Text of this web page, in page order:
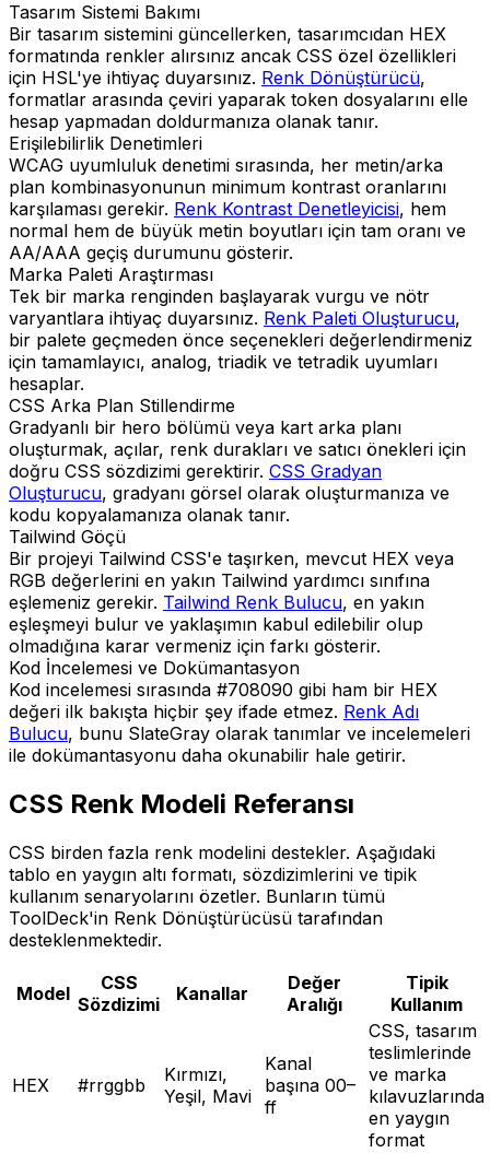
Tasarım Sistemi Bakımı
Bir tasarım sistemini güncellerken, tasarımcıdan HEX
formatında renkler alırsınız ancak CSS özel özellikleri
için HSL'ye ihtiyaç duyarsınız. Renk Dönüştürücü,
formatlar arasında çeviri yaparak token dosyalarını elle
hesap yapmadan doldurmanıza olanak tanır.
Erişilebilirlik Denetimleri
WCAG uyumluluk denetimi sırasında, her metin/arka
plan kombinasyonunun minimum kontrast oranlarını
karşılaması gerekir. Renk Kontrast Denetleyicisi, hem
normal hem de büyük metin boyutları için tam oranı ve
AA/AAA geçiş durumunu gösterir.
Marka Paleti Araştırması
Tek bir marka renginden başlayarak vurgu ve nötr
varyantlara ihtiyaç duyarsınız. Renk Paleti Oluşturucu,
bir palete geçmeden önce seçenekleri değerlendirmeniz
için tamamlayıcı, analog, triadik ve tetradik uyumları
hesaplar.
CSS Arka Plan Stillendirme
Gradyanlı bir hero bölümü veya kart arka planı
oluşturmak, açılar, renk durakları ve satıcı önekleri için
doğru CSS sözdizimi gerektirir. CSS Gradyan
Oluşturucu, gradyanı görsel olarak oluşturmanıza ve
kodu kopyalamanıza olanak tanır.
Tailwind Göçü
Bir projeyi Tailwind CSS'e taşırken, mevcut HEX veya
RGB değerlerini en yakın Tailwind yardımcı sınıfına
eşlemeniz gerekir. Tailwind Renk Bulucu, en yakın
eşleşmeyi bulur ve yaklaşımın kabul edilebilir olup
olmadığına karar vermeniz için farkı gösterir.
Kod İncelemesi ve Dokümantasyon
Kod incelemesi sırasında #708090 gibi ham bir HEX
değeri ilk bakışta hiçbir şey ifade etmez. Renk Adı
Bulucu, bunu SlateGray olarak tanımlar ve incelemeleri
ile dokümantasyonu daha okunabilir hale getirir.
CSS Renk Modeli Referansı
CSS birden fazla renk modelini destekler. Aşağıdaki
tablo en yaygın altı formatı, sözdizimlerini ve tipik
kullanım senaryolarını özetler. Bunların tümü
ToolDeck'in Renk Dönüştürücüsü tarafından
desteklenmektedir.
Model
CSS
Sözdizimi
Kanallar
Değer
Aralığı
Tipik
Kullanım
HEX #rrggbb
Kırmızı,
Yeşil, Mavi
Kanal
başına 00–
ff
CSS, tasarım
teslimlerinde
ve marka
kılavuzlarında
en yaygın
format